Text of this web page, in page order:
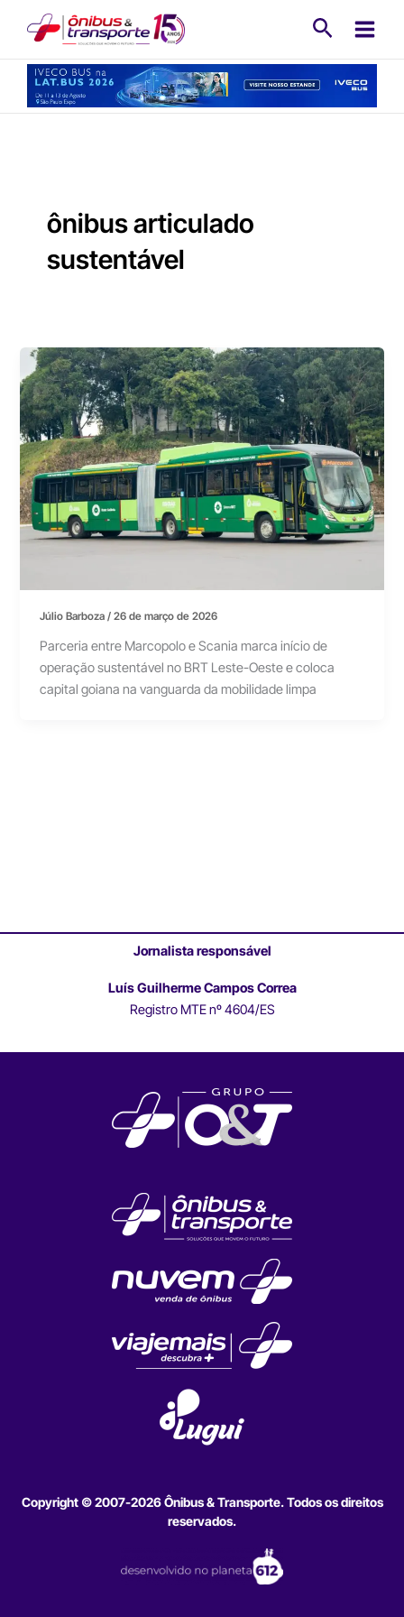
conteúdo
ônibus articulado
sustentável
Júlio Barboza/26 de março de 2026
Parceria entre Marcopolo e Scania marca início de
operação sustentável no BRT Leste-Oeste e coloca
capital goiana na vanguarda da mobilidade limpa
Jornalista responsável
Luís Guilherme Campos Correa
Registro MTE nº 4604/ES
Copyright © 2007-2026 Ônibus & Transporte. Todos os direitos
reservados.